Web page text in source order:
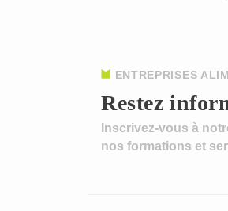
Restez
ENTREPRISES
Inscrivez-vous à
nos formations et